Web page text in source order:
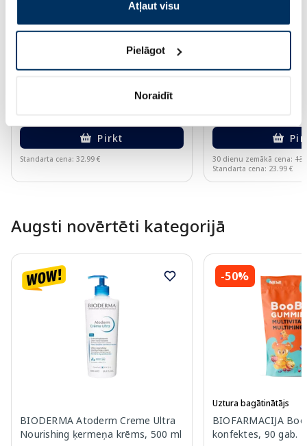
Atļaut visu
Pielāgot
Noraidīt
saules aizsarglīdzeklis, 50 ml
Pirkt
Standarta cena: 32.99 €
aizsarglīdzeklis, 50
30 dienu zemākā cena:
Standarta cena: 23.99 €
Augsti novērtēti kategorijā
BIODERMA Atoderm Creme Ultra
Nourishing ķermeņa krēms, 500 ml
-50%
Uztura bagātinātājs
BIOFARMACIJA
konfektes, 90 gab.